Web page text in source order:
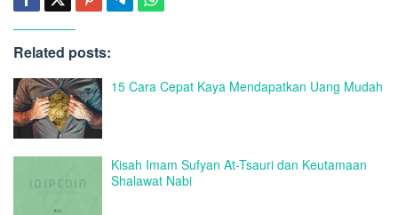
Related posts:
15 Cara Cepat Kaya Mendapatkan Uang Mudah
Kisah Imam Sufyan At-Tsauri dan Keutamaan
Shalawat Nabi